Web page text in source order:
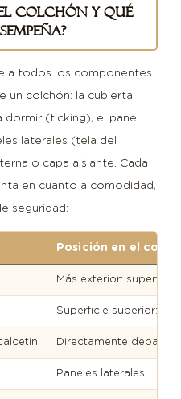
colchón y qué
a todos los componentes
un colchón: la cubierta
(ticking), el panel
laterales (tela del
o capa aislante. Cada
en cuanto a comodidad,
seguridad:
Posición en el
Más exterior:
Superficie superior:
Directamente debajo
Paneles laterales